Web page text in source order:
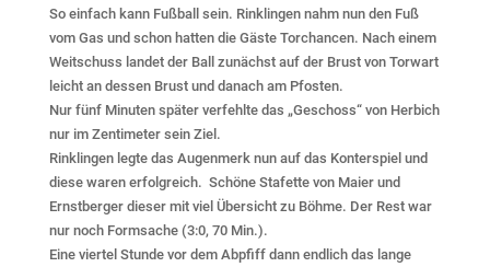
So einfach kann Fußball sein. Rinklingen nahm nun den Fuß
vom Gas und schon hatten die Gäste Torchancen. Nach einem
Weitschuss landet der Ball zunächst auf der Brust von Torwart
leicht an dessen Brust und danach am Pfosten.
Nur fünf Minuten später verfehlte das „Geschoss“ von Herbich
nur im Zentimeter sein Ziel.
Rinklingen legte das Augenmerk nun auf das Konterspiel und
diese waren erfolgreich. Schöne Stafette von Maier und
Ernstberger dieser mit viel Übersicht zu Böhme. Der Rest war
nur noch Formsache (3:0, 70 Min.).
Eine viertel Stunde vor dem Abpfiff dann endlich das lange